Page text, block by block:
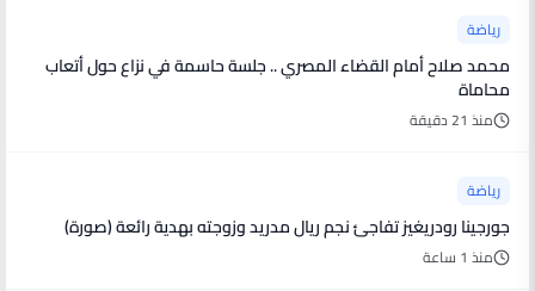
رياضة
محمد صلاح أمام القضاء المصري .. جلسة حاسمة في نزاع حول أتعاب
محاماة
منذ 21 دقيقة
رياضة
جورجينا رودريغيز تفاجئ نجم ريال مدريد وزوجته بهدية رائعة (صورة)
منذ 1 ساعة